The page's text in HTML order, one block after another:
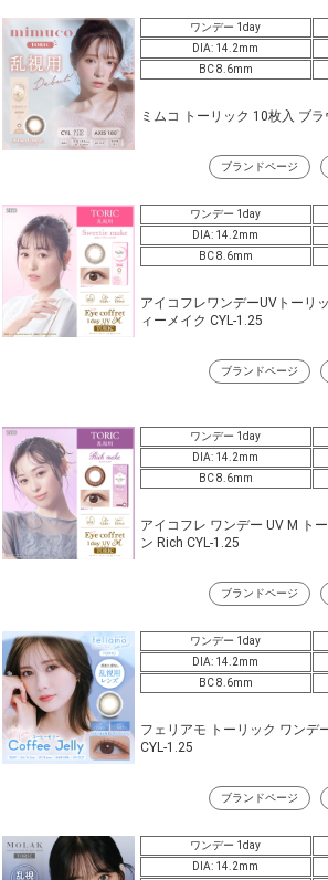
ワンデー 1day
DIA: 14.2mm
BC 8.6mm
ミムコ トーリック 10枚入 ブ
ブランドページ
ワンデー 1day
DIA: 14.2mm
BC 8.6mm
アイコフレワンデーUVトーリ
ィーメイク CYL-1.25
ブランドページ
ワンデー 1day
DIA: 14.2mm
BC 8.6mm
アイコフレ ワンデー UV M ト
ン Rich CYL-1.25
ブランドページ
ワンデー 1day
DIA: 14.2mm
BC 8.6mm
フェリアモ トーリック ワンデ
CYL-1.25
ブランドページ
ワンデー 1day
DIA: 14.2mm